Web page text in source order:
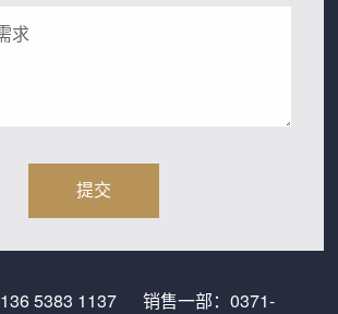
136 5383 1137销售一部： 0371-